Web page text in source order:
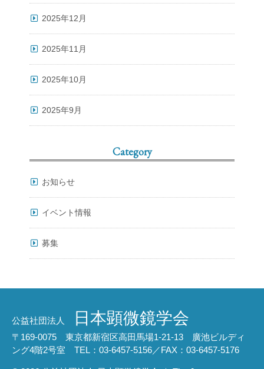
2025年12月
2025年11月
2025年10月
2025年9月
Category
お知らせ
イベント情報
募集
公益社団法人 日本顕微鏡学会
〒169-0075 東京都新宿区高田馬場1-21-13 廣池ビルディ
ング4階2号室 TEL：03-6457-5156／FAX：03-6457-5176